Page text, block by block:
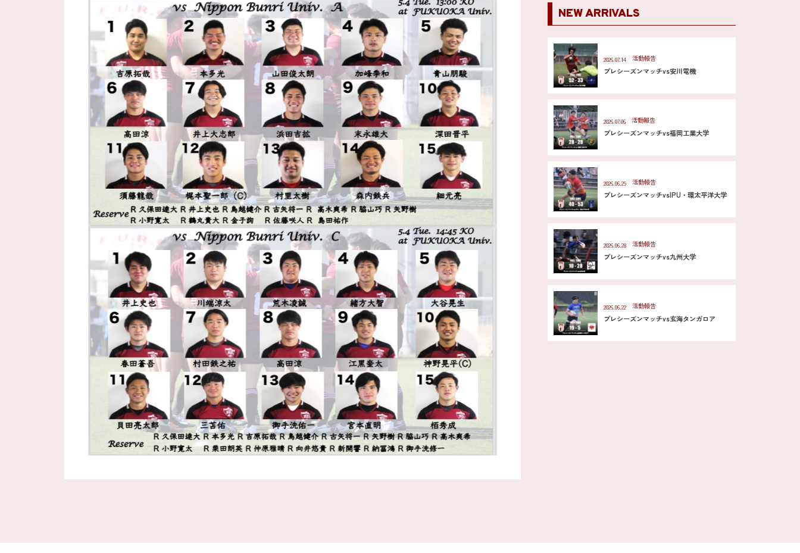
NEW ARRIVALS
2026.07.14 活動報告
プレシーズンマッチvs安川電機
2026.07.06 活動報告
プレシーズンマッチvs福岡工業大学
2026.06.29 活動報告
プレシーズンマッチvsIPU・環太平洋大学
2026.06.28 活動報告
プレシーズンマッチvs九州大学
2026.06.22 活動報告
プレシーズンマッチvs玄海タンガロア